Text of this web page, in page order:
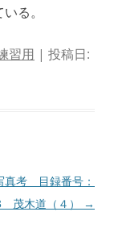
る。
習用 | 投稿日:
真考 目録番号：
茂木道（４）
→